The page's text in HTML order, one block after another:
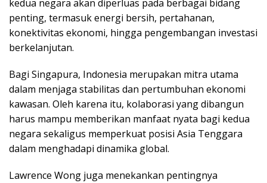
kedua negara akan diperluas pada berbagai bidang
penting, termasuk energi bersih, pertahanan,
konektivitas ekonomi, hingga pengembangan investasi
berkelanjutan.
Bagi Singapura, Indonesia merupakan mitra utama
dalam menjaga stabilitas dan pertumbuhan ekonomi
kawasan. Oleh karena itu, kolaborasi yang dibangun
harus mampu memberikan manfaat nyata bagi kedua
negara sekaligus memperkuat posisi Asia Tenggara
dalam menghadapi dinamika global.
Lawrence Wong juga menekankan pentingnya